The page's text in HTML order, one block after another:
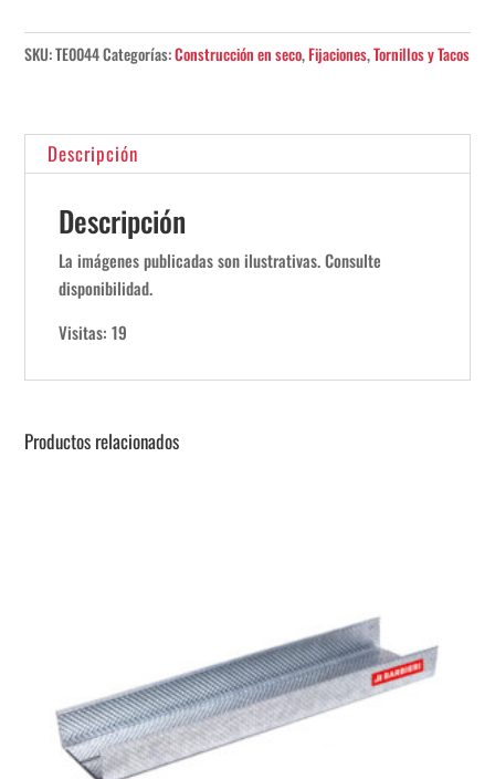
6mm
SKU:TE0044Categorías:Construcción en seco,Fijaciones,Tornillos y Tacos
Descripción
Descripción
La imágenes publicadas son ilustrativas. Consulte
disponibilidad.
Visitas: 19
Productos relacionados